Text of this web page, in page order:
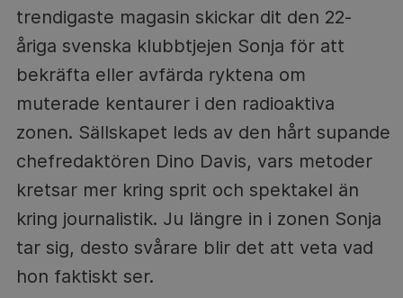
trendigaste magasin skickar dit den 22-
åriga svenska klubbtjejen Sonja för att
bekräfta eller avfärda ryktena om
muterade kentaurer i den radioaktiva
zonen. Sällskapet leds av den hårt supande
chefredaktören Dino Davis, vars metoder
kretsar mer kring sprit och spektakel än
kring journalistik. Ju längre in i zonen Sonja
tar sig, desto svårare blir det att veta vad
hon faktiskt ser.